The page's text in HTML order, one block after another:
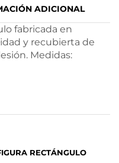
ADICIONAL
fabricada en
y recubierta de
Medidas:
RECTÁNGULO